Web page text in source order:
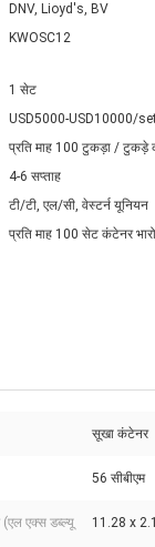
DNV, Lioyd's, BV
KWOSC12
1 सेट
USD5000-USD10000/
प्रति माह 100 टुकड़ा / टुकड़े
4-6 सप्ताह
टी/टी, एल/सी, वेस्टर्न यूनियन
प्रति माह 100 सेट कंटेनर
सूखा कंटेनर
56 सीबीएम
एक्स डब्ल्यू
11.28 x